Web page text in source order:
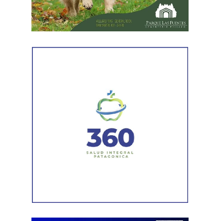
y trasladado a la dependencia policial.
por el presunto delito de resistencia a la autoridad. Las